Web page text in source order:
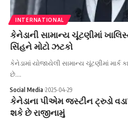
INTERNATIONAL
કેનેડાની સામાન્ય ચૂંટણીમાં
સિંહને મોટો ઝટકો
કેનેડામાં યોજાયેલી સામાન્ય ચૂંટણીમાં માર્ક
છે.…
Social Media 2025-04-29
કેનેડાના પીએમ જસ્ટીન ટ્રુડો
શકે છે રાજીનામું